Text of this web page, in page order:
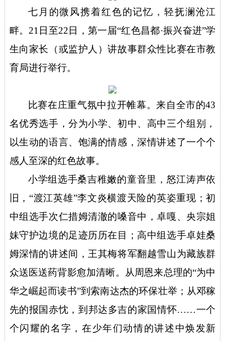
七月的微风携着红色的记忆，轻抚澜沧江
畔。 21日至22日，第一届“红色昌都·振兴奋进”学
生向家长（或监护人）讲故事群众性比赛在市教
育局进行举行。
比赛在庄重气氛中拉开帷幕。来自全市的43
名优秀选手，分为小学、初中、高中三个组别，
以生动的语言、饱满的情感，深情讲述了一个个
感人至深的红色故事。
小学组选手桑吉稚嫩的童音里，怒江涛声依
旧， “渡江英雄”李文炎横渡天险的英姿重现；初
中组选手次仁措姆清澈的嗓音中，卓嘎、央宗姐
妹守护边境的足迹历历在目；高中组选手卓娃桑
姆深情的讲述间，王其梅将军翻越雪山为藏族群
众送医送药背影愈加清晰。从周恩来总理的“为中
华之崛起而读书”到索南达杰的环保壮举；从邓稼
先的报国赤忱，到邦达多吉的家国情怀……一个
个闪耀的名字，在少年们动情的讲述中焕发新